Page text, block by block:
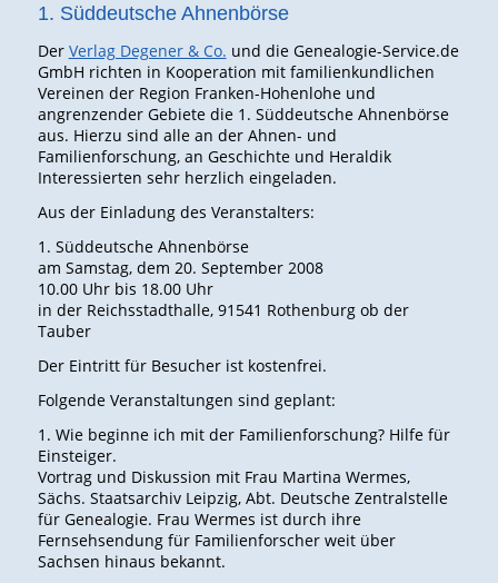
1. Süddeutsche Ahnenbörse
Der Verlag Degener & Co. und die Genealogie-Service.de
GmbH richten in Kooperation mit familienkundlichen
Vereinen der Region Franken-Hohenlohe und
angrenzender Gebiete die 1. Süddeutsche Ahnenbörse
aus. Hierzu sind alle an der Ahnen- und
Familienforschung, an Geschichte und Heraldik
Interessierten sehr herzlich eingeladen.
Aus der Einladung des Veranstalters:
1. Süddeutsche Ahnenbörse
am Samstag, dem 20. September 2008
10.00 Uhr bis 18.00 Uhr
in der Reichsstadthalle, 91541 Rothenburg ob der
Tauber
Der Eintritt für Besucher ist kostenfrei.
Folgende Veranstaltungen sind geplant:
1. Wie beginne ich mit der Familienforschung? Hilfe für
Einsteiger.
Vortrag und Diskussion mit Frau Martina Wermes,
Sächs. Staatsarchiv Leipzig, Abt. Deutsche Zentralstelle
für Genealogie. Frau Wermes ist durch ihre
Fernsehsendung für Familienforscher weit über
Sachsen hinaus bekannt.